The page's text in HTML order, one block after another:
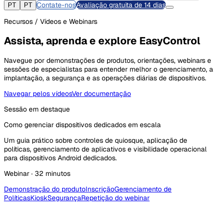
PT
PT Contate-nosAvaliação gratuita de 14 dias
Recursos / Vídeos e Webinars
Assista, aprenda e explore EasyControl
Navegue por demonstrações de produtos, orientações, webinars e
sessões de especialistas para entender melhor o gerenciamento, a
implantação, a segurança e as operações diárias de dispositivos.
Navegar pelos vídeosVer documentação
Sessão em destaque
Como gerenciar dispositivos dedicados em escala
Um guia prático sobre controles de quiosque, aplicação de
políticas, gerenciamento de aplicativos e visibilidade operacional
para dispositivos Android dedicados.
Webinar · 32 minutos
Demonstração do produtoInscriçãoGerenciamento de
PolíticasKioskSegurançaRepetição do webinar